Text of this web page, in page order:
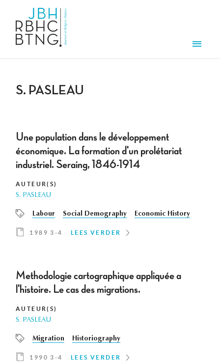
S. PASLEAU
Une population dans le développement
économique. La formation d'un prolétariat
industriel. Seraing, 1846-1914
AUTEUR(S)
S. PASLEAU
Labour Social Demography Economic History
1989 3-4 LEES VERDER
Methodologie cartographique appliquée a
l'histoire. Le cas des migrations.
AUTEUR(S)
S. PASLEAU
Migration Historiography
1990 3-4 LEES VERDER